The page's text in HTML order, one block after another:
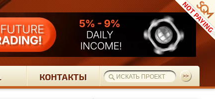
КОНТАКТЫ